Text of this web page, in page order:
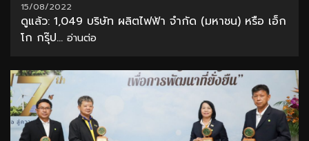
15/08/2022
ดูแล้ว: 1,049 บริษัท ผลิตไฟฟ้า จำกัด (มหาชน) หรือ เอ็ก
โก กรุ๊ป... อ่านต่อ